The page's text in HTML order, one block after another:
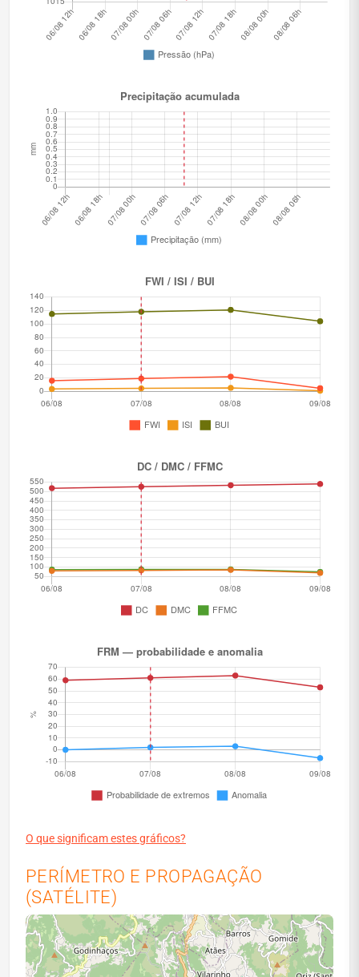
O que significam estes gráficos?
PERÍMETRO E PROPAGAÇÃO
(SATÉLITE)